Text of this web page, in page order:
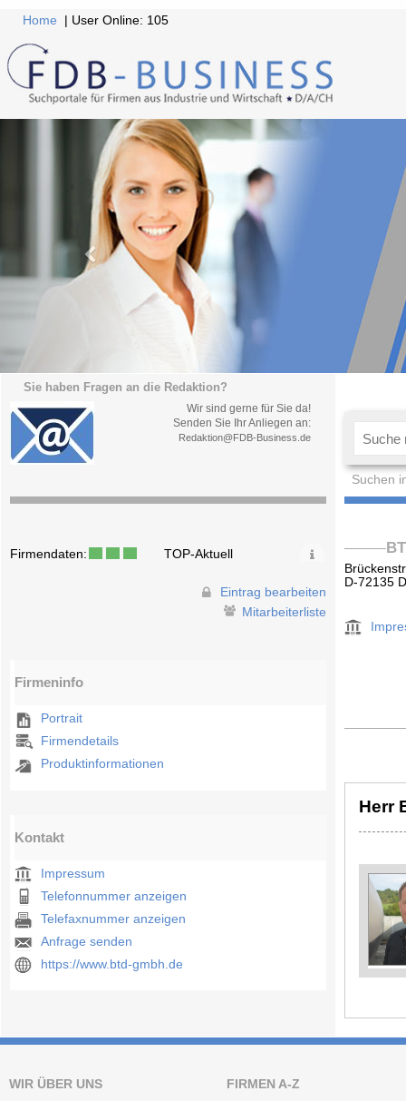
Home | User Online: 105
Sie haben Fragen an die Redaktion?
Wir sind gerne für Sie da!
Senden Sie Ihr Anliegen an:
Redaktion@FDB-Business.de
Suchen
Firmendaten: TOP-Aktuell
Eintrag bearbeiten
Mitarbeiterliste
Firmeninfo
Portrait
Firmendetails
Produktinformationen
Kontakt
Impressum
Telefonnummer anzeigen
Telefaxnummer anzeigen
Anfrage senden
https://www.btd-gmbh.de
D-72135
Herr
WIR ÜBER UNS FIRMEN A-Z